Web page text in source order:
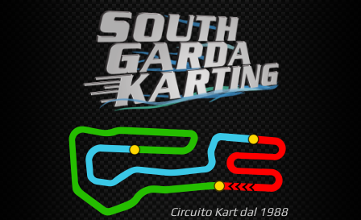
Skip
to
main
content
Circuito Kart dal 1988